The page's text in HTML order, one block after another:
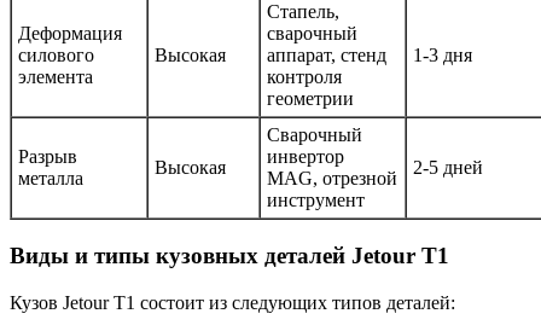
Деформация
силового
элемента
Высокая
Стапель,
сварочный
аппарат, стенд
контроля
геометрии
1-3 дня
Разрыв
металла
Высокая
Сварочный
инвертор
MAG, отрезной
инструмент
2-5 дней
Виды и типы кузовных деталей Jetour T1
Кузов Jetour T1 состоит из следующих типов деталей: